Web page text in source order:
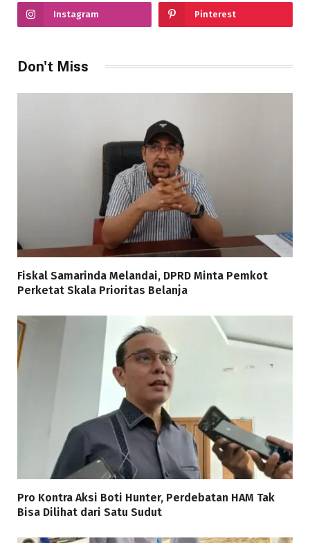
Instagram Pinterest
Don't Miss
Fiskal Samarinda Melandai, DPRD Minta Pemkot
Perketat Skala Prioritas Belanja
Pro Kontra Aksi Boti Hunter, Perdebatan HAM Tak
Bisa Dilihat dari Satu Sudut